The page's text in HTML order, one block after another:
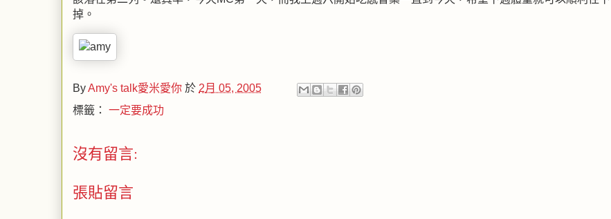
掉。
ByAmy's talk愛米愛你 於 2月 05, 2005
標籤： 一定要成功
沒有留言:
張貼留言